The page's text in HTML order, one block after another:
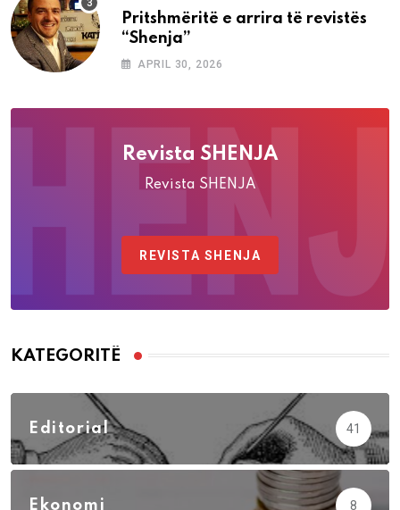
Pritshmëritë e arrira të revistës
“Shenja”
APRIL 30, 2026
Revista SHENJA
Revista SHENJA
REVISTA SHENJA
KATEGORITË
Editorial 41
Ekonomi 8